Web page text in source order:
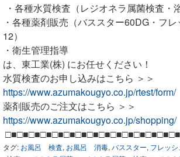
・各種水質検査（レジオネラ属菌検査・
・各種薬剤販売（バススター60DG・フ
12）
・衛生管理指導
は、東工業(株) にお任せください！
水質検査のお申し込みはこちら ＞＞
https://www.azumakougyo.co.jp/rtest/form/
薬剤販売のご注文はこちら ＞＞
https://www.azumakougyo.co.jp/shopping/
タグ: お風呂 検査, お風呂 消毒, バススター, フレッ